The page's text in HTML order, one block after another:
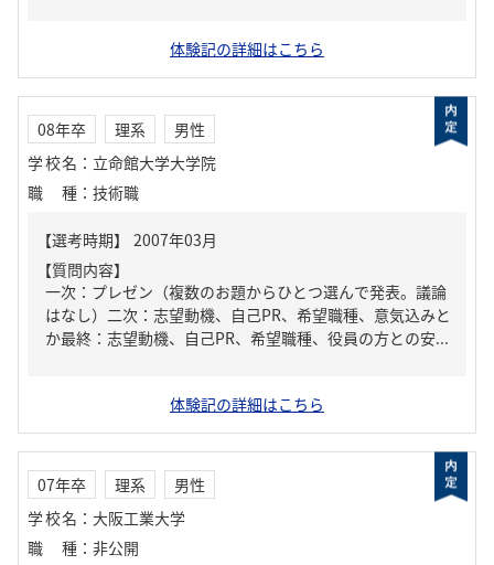
体験記の詳細はこちら
08年卒 理系
男性
学校名 ： 立命館大学大学院
職種 ： 技術職
【質問内容】
一次：プレゼン（複数のお題からひとつ選んで発表。議論
はなし）二次：志望動機、自己PR、希望職種、意気込みと
か最終：志望動機、自己PR、希望職種、役員の方との安...
体験記の詳細はこちら
07年卒 理系
男性
学校名 ： 大阪工業大学
職種 ： 非公開